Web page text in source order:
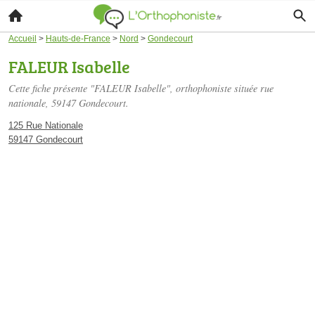
Accueil > Hauts-de-France > Nord > Gondecourt
FALEUR Isabelle
Cette fiche présente "FALEUR Isabelle", orthophoniste située rue
nationale, 59147 Gondecourt.
125 Rue Nationale
59147 Gondecourt